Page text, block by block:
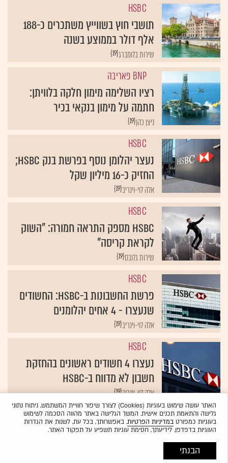
HSBC
תושבי חוץ בשווייץ משתכרים כ-188
אלף דולר בממוצע בשנה
{19}שירות בלומברג
BNP פאריבה
רציו השלימה מימון חלקה בלוויתן:
חתמה על מימון בנקאי בכיר
{19}ניצן כהן
HSBC
נעצר יהלומן נוסף בפרשת בנק HSBC;
החזיק כ-16 מיליון שקל
{19}אלה לוי-וינריב
HSBC
HSBC מספק התראה חמורה: "השוק
לקראת קריסה"
{19}שירות גלובס
HSBC
פרשת החשבונות ב-HSBC: החשודים
שנעצרו - 4 אחים יהלומנים
{19}אלה לוי-וינריב
HSBC
נעצרו 4 חשודים ראשונים בהחזקת
חשבון לא מדווח ב-HSBC
{19}אלה לוי-וינריב
HSBC
בנק ישראל צריך לדאוג? ב-HSBC
האתר עושה שימוש בעוגיות (Cookies) לצורך שיפור חוויית המשתמש, ניתוח נתוני
גלישה והתאמת תכנים אישית. המשך הגלישה באתר מהווה הסכמה לשימוש
בעוגיות כמפורטבמדיניות הפרטיות. באפשרותך, בכל עת, לשנות את הגדרות
העוגיות בדפדפן. לידיעתך, חסימת עוגיות תשפיע על תפקוד האתר.
הבנתי